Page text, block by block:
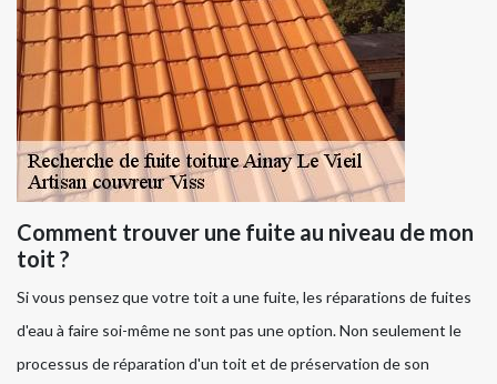
Comment trouver une fuite au niveau de mon
toit ?
Si vous pensez que votre toit a une fuite, les réparations de fuites
d'eau à faire soi-même ne sont pas une option. Non seulement le
processus de réparation d'un toit et de préservation de son